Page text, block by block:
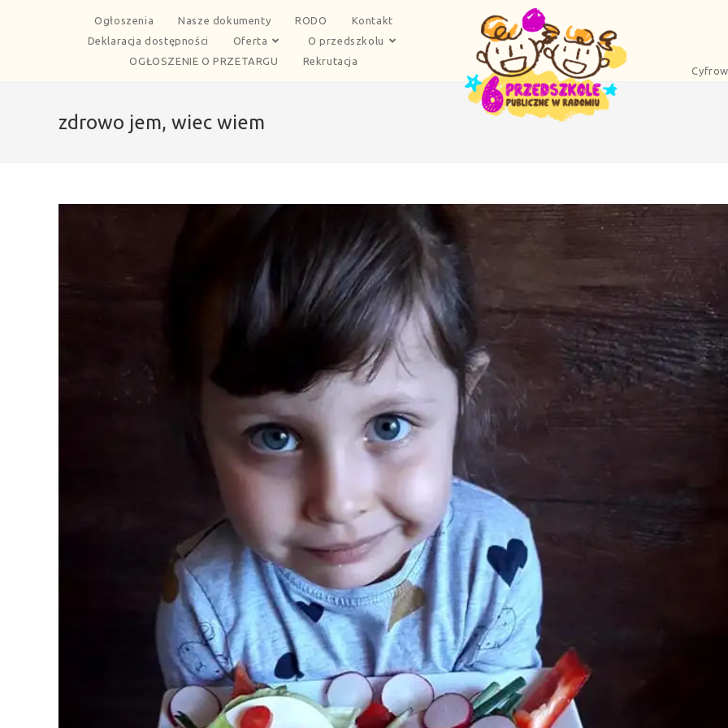
Ogłoszenia Nasze dokumenty RODO
Kontakt
Deklaracja dostępności
Oferta
O przedszkolu
OGŁOSZENIE O PRZETARGU
Rekrutacja
zdrowo jem, wiec wiem